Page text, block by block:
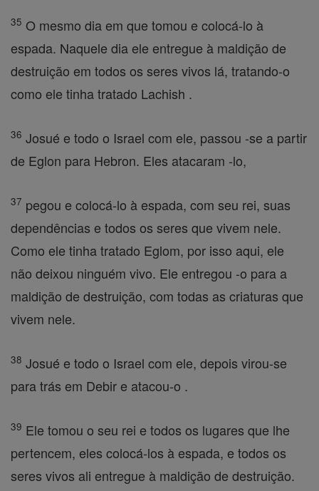
35 O mesmo dia em que tomou e colocá-lo à
espada. Naquele dia ele entregue à maldição de
destruição em todos os seres vivos lá, tratando-o
como ele tinha tratado Lachish .
36 Josué e todo o Israel com ele, passou -se a partir
de Eglon para Hebron. Eles atacaram -lo,
37 pegou e colocá-lo à espada, com seu rei, suas
dependências e todos os seres que vivem nele.
Como ele tinha tratado Eglom, por isso aqui, ele
não deixou ninguém vivo. Ele entregou -o para a
maldição de destruição, com todas as criaturas que
vivem nele.
38 Josué e todo o Israel com ele, depois virou-se
para trás em Debir e atacou-o .
39 Ele tomou o seu rei e todos os lugares que lhe
pertencem, eles colocá-los à espada, e todos os
seres vivos ali entregue à maldição de destruição.